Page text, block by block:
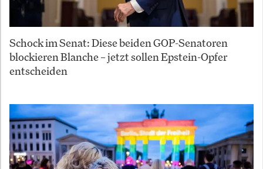
Schock im Senat: Diese beiden GOP-Senatoren
blockieren Blanche – jetzt sollen Epstein-Opfer
entscheiden